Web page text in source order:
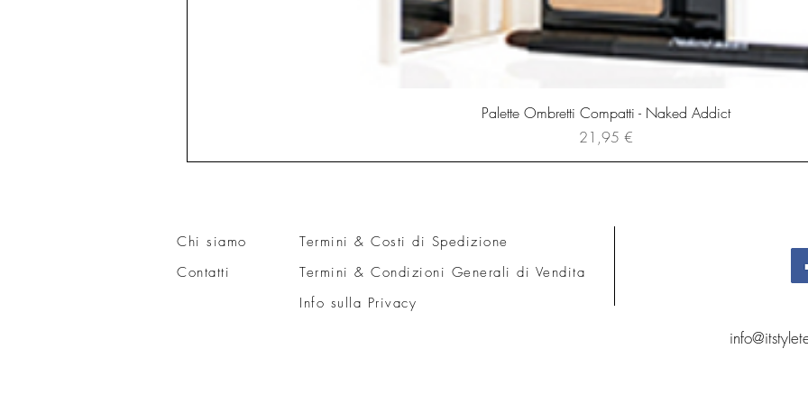
Palette Ombretti Compatti - Naked Addict
Prezzo
21,95 €
Chi siamo
Contatti
Termini & Costi di Spedizione
Termini & Condizioni Generali di Vendita
Info sulla Privacy